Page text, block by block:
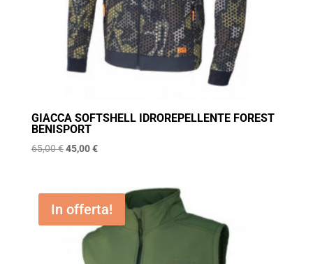
GIACCA SOFTSHELL IDROREPELLENTE FOREST
BENISPORT
65,00€ Il
era:
65,00 €.
45,00€Il
è:
45,00 €.
In offerta!